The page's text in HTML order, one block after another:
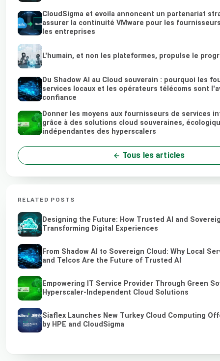
CloudSigma et evoila annoncent un partenariat
assurer la continuité VMware pour les
les entreprises
L'humain, et non les plateformes, propulse le
Du Shadow AI au Cloud souverain : pourquoi les
services locaux et les opérateurs télécoms sont
confiance
Donner les moyens aux fournisseurs de services
grâce à des solutions cloud souveraines,
indépendantes des hyperscalers
Tous les articles
RELATED POSTS
Designing the Future: How Trusted AI and
Transforming Digital Experiences
From Shadow AI to Sovereign Cloud: Why Local
and Telcos Are the Future of Trusted AI
Empowering IT Service Provider Through Green
Hyperscaler-Independent Cloud Solutions
Siaflex Launches New Turkey Cloud Computing
by HPE and CloudSigma